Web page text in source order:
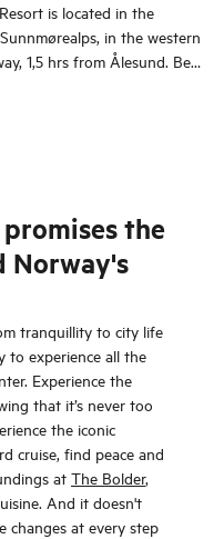
is located in the
in the western
1,5 hrs from Ålesund. Best
the
Norway's
tranquillity to city life
experience all the
Experience the
that it’s never too
the iconic
cruise, find peace and
at The Bolder,
And it doesn't
changes at every step